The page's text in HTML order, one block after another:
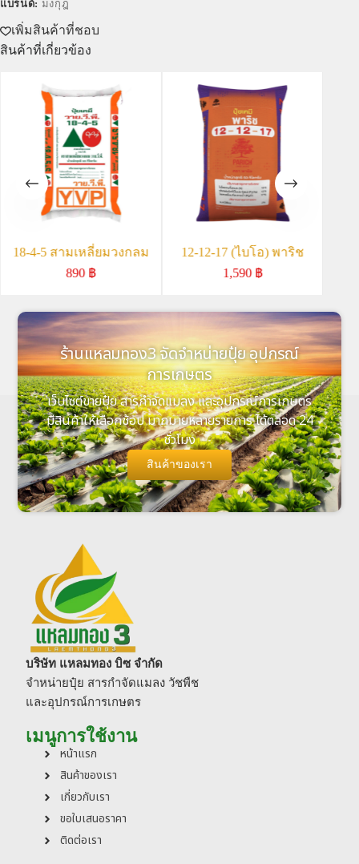
แบรนด์: มงกุฎ
เพิ่มสินค้าที่ชอบ
สินค้าที่เกี่ยวข้อง
18-4-5 สามเหลี่ยมวงกลม
890 ฿
12-12-17 (ไบโอ) พาริช
1,590 ฿
ร้านแหลมทอง3 จัดจำหน่ายปุ๋ย อุปกรณ์
การเกษตร
เว็บไซต์ขายปุ๋ย สารกำจัดแมลง และอุปกรณ์การเกษตร
มีสินค้าให้เลือกช้อป มากมายหลายรายการ ได้ตลอด 24
ชั่วโมง
สินค้าของเรา
บริษัท แหลมทอง บิซ จำกัด
จำหน่ายปุ๋ย สารกำจัดแมลง วัชพืช
และอุปกรณ์การเกษตร
เมนูการใช้งาน
หน้าแรก
สินค้าของเรา
เกี่ยวกับเรา
ขอใบเสนอราคา
ติดต่อเรา